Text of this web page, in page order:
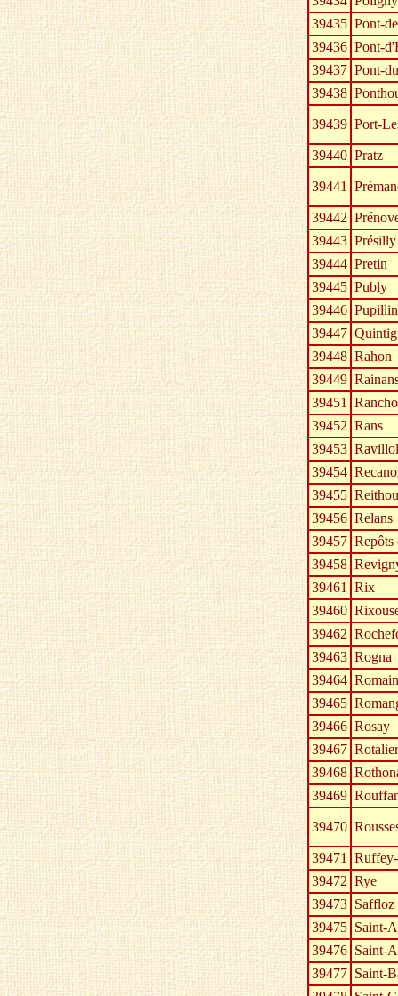
39435 Pont-
39436 Pont-
39437 Pont-
39438
39439 Port-
39440 Pratz
39441
39442
39443 Présilly
39444 Pretin
39445 Publy
39446 Pupillin
39447
39448 Rahon
39449
39451
39452 Rans
39453
39454
39455
39456 Relans
39457 Repôts
39458
39461 Rix
39460
39462
39463 Rogna
39464 Romain
39465
39466 Rosay
39467 Rotalier
39468
39469
39470
39471
39472 Rye
39473 Saffloz
39475 Saint-
39476 Saint-
39477 Saint-